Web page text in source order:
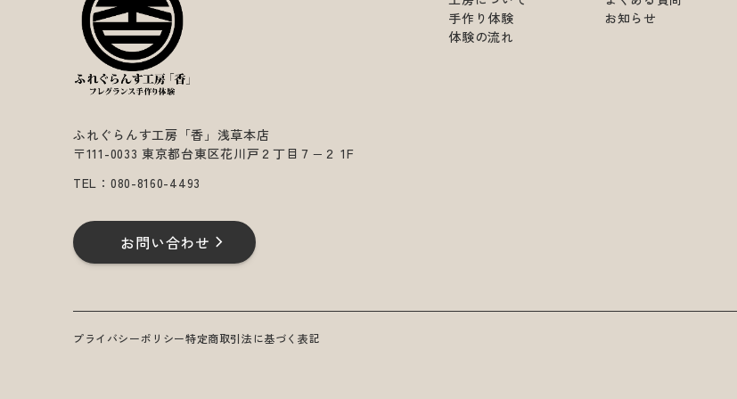
ふれぐらんす工房「香」浅草本店
〒111-0033 東京都台東区花川戸２丁目７−２ 1F
TEL： 080-8160-4493
お問い合わせ
手作り体験
体験の流れ
お知らせ
プライバシーポリシー特定商取引法に基づく表記